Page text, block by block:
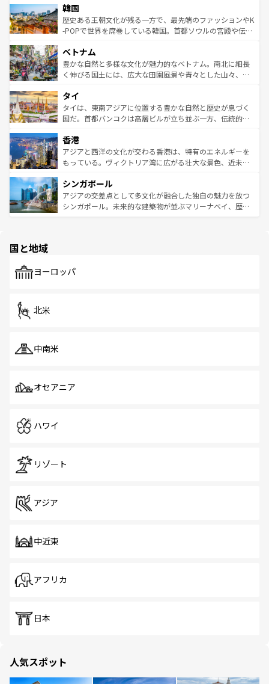
ワイを、存分に味わってほしい。 なお、新着のハワイ情報
はコンテンツ一覧を参照してほしい。
いる。アクティビティも充実しており、サーフィンやダイ
ビング、ハイキングなど、アウトドア好きにはたまらな
い。オーストラリアの多彩な魅力を存分に味わいつくそ
参照してほしい。
ン）、静ひつな山岳地帯である台湾東部など、都市の喧騒
と山間の静けさが共存しており、訪れる人に新しい発見と
驚きをもたらしてくれる。また、奥深い台湾の食文化も魅
容にもいいと評判のスイーツなど、バラエティ豊かな料理
が味わえる。 なお、新着の台湾情報は コンテンツ一覧を参
照してほしい。
韓国
歴史ある王朝文化が残る一方で、最先端のファッションやK
-POPで世界を席巻している韓国。首都ソウルの宮殿や伝統
き、地方に足を延ばせば四季折々の自然美を楽しむことが
できる。そして、キムチや焼肉、絶品のストリートフード
まで、さまざまな韓国料理が待っている。夜には、韓国な
リティに包まれながら、韓国の多彩な魅力を心ゆくまで味
わってみてほしい。 なお、新着の韓国情報はコンテンツ一
覧を参照してほしい。
ベトナム
豊かな自然と多様な文化が魅力的なベトナム。南北に細長
く伸びる国土には、広大な田園風景や青々とした山々、世
急速な発展と共に伝統が息づく。ハノイの古い町並みやホ
ーチミン市のフランス統治時代の建物も、独特の雰囲気を
醸し出している。また、バラエティの豊かさとおいしさで
とつ。フォーやバインミー、ベトナムコーヒーなどは、ぜ
ひ現地で味わいたい。どの地域を訪れてもあたたかい人々
が旅行者を迎えてくれるので、きっと忘れられない旅にな
参照してほしい。
タイ
タイは、東南アジアに位置する豊かな自然と歴史が息づく
国だ。首都バンコクは高層ビルが立ち並ぶ一方、伝統的な
の活気が交差している。北部ではチェンマイなどの山岳地
帯で自然と触れ合い、南部ではプーケットやクラビの美し
いビーチでリゾート気分を楽しむことができる。タイ料理
激する。気候は一年中温暖で、どの季節にも異なる楽しみ
が待っている。親しみやすいタイの人々、仏教を中心とし
た文化、そして多様な観光資源が、訪れる旅人を魅了し続
香港
アジアと西洋の文化が交わる香港は、特有のエネルギーを
もっている。ヴィクトリア湾に広がる壮大な景色、近未来
み、どこを訪れても感動するはず。観光スポットが密集し
ており、効率よく見どころを回れるのも魅力。息をのむよ
うな絶景から文化的な体験まで、香港を存分に楽しみ尽く
シンガポール
アジアの交差点として多文化が融合した独自の魅力を放つ
シンガポール。未来的な建築物が並ぶマリーナベイ、歴史
で、ホーカーズは地元の風情を楽しめる外せないスポット
国と地域
ヨーロッパ
北米
中南米
オセアニア
ハワイ
リゾート
アジア
中近東
アフリカ
日本
人気スポット